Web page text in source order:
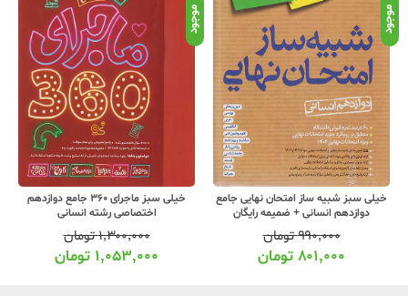
موجود
خیلی سبز شبیه ساز امتحان نهایی جامع
دوازدهم انسانی + ضمیمه رایگان
۹۹۰,۰۰۰تومان
۸۰۱,۰۰۰ تومان
موجود
خیلی سبز ماجرای 360 جامع دوازدهم
اختصاصی رشته انسانی
۱,۳۰۰,۰۰۰تومان
۱,۰۵۳,۰۰۰ تومان